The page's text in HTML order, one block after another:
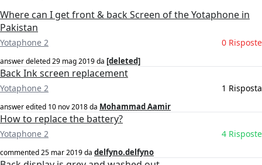
Where can I get front & back Screen of the Yotaphone in
Pakistan
Yotaphone 2 0 Risposte
answer deleted29 mag 2019da [deleted]
Back Ink screen replacement
Yotaphone 2 1 Risposta
answer edited 10 nov 2018da Mohammad Aamir
How to replace the battery?
Yotaphone 2 4 Risposte
commented25 mar 2019da delfyno.delfyno